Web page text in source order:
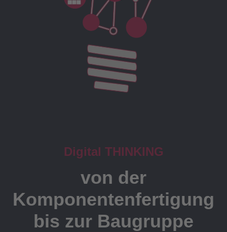
Digital THINKING
von der
Komponentenfertigung
bis zur Baugruppe